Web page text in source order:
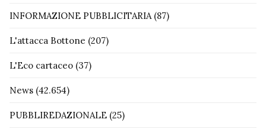
INFORMAZIONE PUBBLICITARIA(87)
L'attacca Bottone (207)
L'Eco cartaceo (37)
News (42.654)
PUBBLIREDAZIONALE (25)